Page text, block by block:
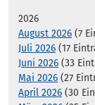
2026
August 2026 (7
Juli 2026 (17
Juni 2026 (33
Mai 2026 (27
April 2026 (30